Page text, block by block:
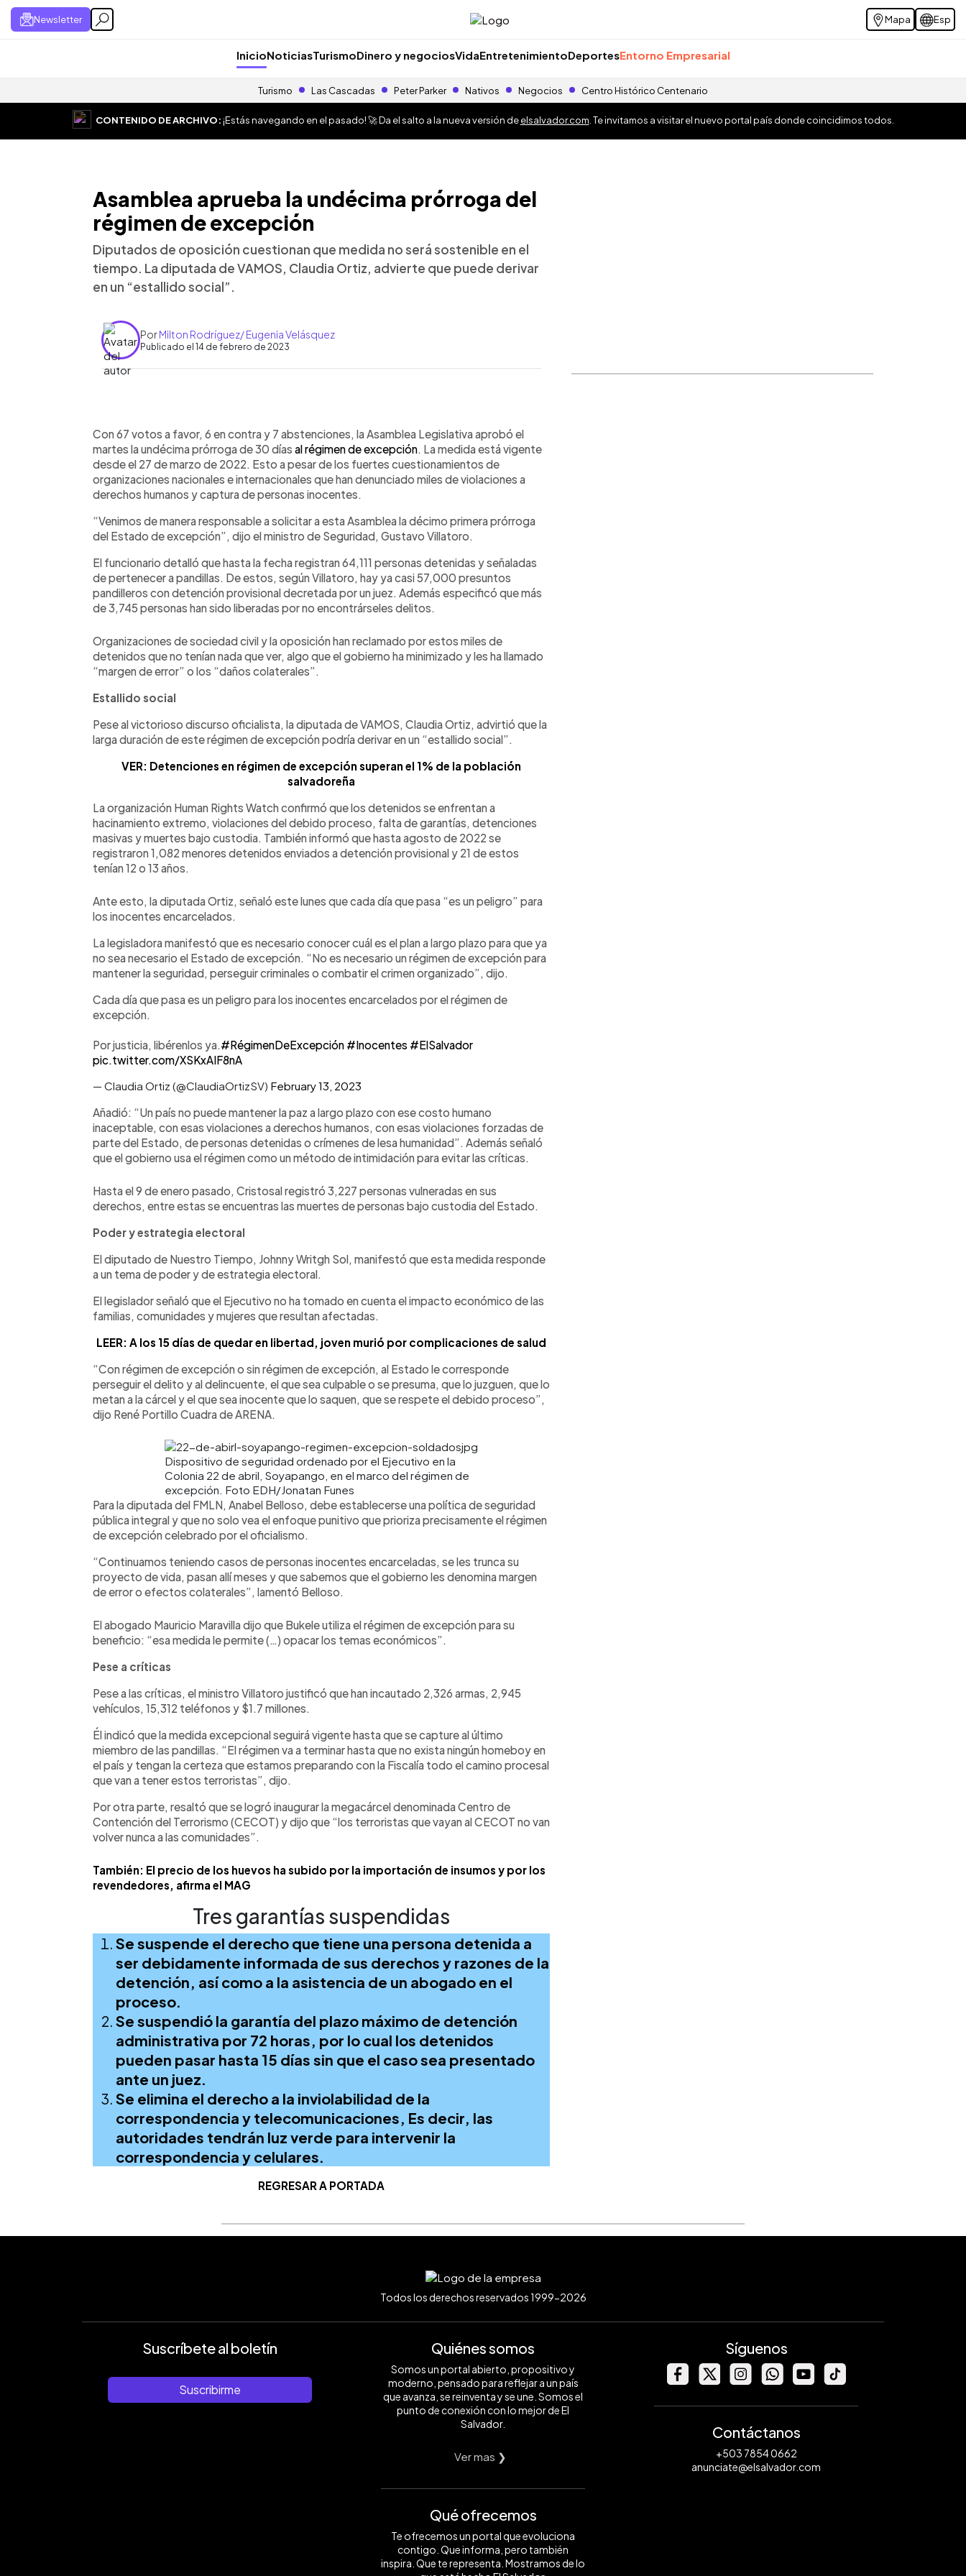
Newsletter Mapa Esp
InicioNoticiasTurismoDinero y negociosVidaEntretenimientoDeportesEntorno Empresarial
Turismo Las Cascadas Peter Parker Nativos Negocios Centro Histórico Centenario
CONTENIDO DE ARCHIVO:¡Estás navegando en el pasado! 🚀 Da el salto a la nueva versión deelsalvador.com . Te invitamos a visitar el nuevo portal país donde coincidimos todos.
Asamblea aprueba la undécima prórroga del
régimen de excepción
Diputados de oposición cuestionan que medida no será sostenible en el
tiempo. La diputada de VAMOS, Claudia Ortiz, advierte que puede derivar
en un “estallido social”.
PorMilton Rodríguez/ Eugenia Velásquez
Publicado el 14 de febrero de 2023
► Escuchar artículo
Con 67 votos a favor, 6 en contra y 7 abstenciones, la Asamblea Legislativa aprobó el
martes la undécima prórroga de 30 días al régimen de excepción. La medida está vigente
desde el 27 de marzo de 2022. Esto a pesar de los fuertes cuestionamientos de
organizaciones nacionales e internacionales que han denunciado miles de violaciones a
derechos humanos y captura de personas inocentes.
“Venimos de manera responsable a solicitar a esta Asamblea la décimo primera prórroga
del Estado de excepción”, dijo el ministro de Seguridad, Gustavo Villatoro.
El funcionario detalló que hasta la fecha registran 64,111 personas detenidas y señaladas
de pertenecer a pandillas. De estos, según Villatoro, hay ya casi 57,000 presuntos
pandilleros con detención provisional decretada por un juez. Además especificó que más
de 3,745 personas han sido liberadas por no encontrárseles delitos.
Organizaciones de sociedad civil y la oposición han reclamado por estos miles de
detenidos que no tenían nada que ver, algo que el gobierno ha minimizado y les ha llamado
“margen de error” o los “daños colaterales”.
Estallido social
Pese al victorioso discurso oficialista, la diputada de VAMOS, Claudia Ortiz, advirtió que la
larga duración de este régimen de excepción podría derivar en un “estallido social”.
VER: Detenciones en régimen de excepción superan el 1% de la población
salvadoreña
La organización Human Rights Watch confirmó que los detenidos se enfrentan a
hacinamiento extremo, violaciones del debido proceso, falta de garantías, detenciones
masivas y muertes bajo custodia. También informó que hasta agosto de 2022 se
registraron 1,082 menores detenidos enviados a detención provisional y 21 de estos
tenían 12 o 13 años.
Ante esto, la diputada Ortiz, señaló este lunes que cada día que pasa “es un peligro” para
los inocentes encarcelados.
La legisladora manifestó que es necesario conocer cuál es el plan a largo plazo para que ya
no sea necesario el Estado de excepción. “No es necesario un régimen de excepción para
mantener la seguridad, perseguir criminales o combatir el crimen organizado”, dijo.
Cada día que pasa es un peligro para los inocentes encarcelados por el régimen de
excepción.
Por justicia, libérenlos ya.#RégimenDeExcepción #Inocentes #ElSalvador
pic.twitter.com/XSKxAIF8nA
— Claudia Ortiz (@ClaudiaOrtizSV) February 13, 2023
Añadió: “Un país no puede mantener la paz a largo plazo con ese costo humano
inaceptable, con esas violaciones a derechos humanos, con esas violaciones forzadas de
parte del Estado, de personas detenidas o crímenes de lesa humanidad”. Además señaló
que el gobierno usa el régimen como un método de intimidación para evitar las críticas.
Hasta el 9 de enero pasado, Cristosal registró 3,227 personas vulneradas en sus
derechos, entre estas se encuentras las muertes de personas bajo custodia del Estado.
Poder y estrategia electoral
El diputado de Nuestro Tiempo, Johnny Writgh Sol, manifestó que esta medida responde
a un tema de poder y de estrategia electoral.
El legislador señaló que el Ejecutivo no ha tomado en cuenta el impacto económico de las
familias, comunidades y mujeres que resultan afectadas.
LEER: A los 15 días de quedar en libertad, joven murió por complicaciones de salud
“Con régimen de excepción o sin régimen de excepción, al Estado le corresponde
perseguir el delito y al delincuente, el que sea culpable o se presuma, que lo juzguen, que lo
metan a la cárcel y el que sea inocente que lo saquen, que se respete el debido proceso”,
dijo René Portillo Cuadra de ARENA.
Dispositivo de seguridad ordenado por el Ejecutivo en la
Colonia 22 de abril, Soyapango, en el marco del régimen de
excepción. Foto EDH/Jonatan Funes
Para la diputada del FMLN, Anabel Belloso, debe establecerse una política de seguridad
pública integral y que no solo vea el enfoque punitivo que prioriza precisamente el régimen
de excepción celebrado por el oficialismo.
“Continuamos teniendo casos de personas inocentes encarceladas, se les trunca su
proyecto de vida, pasan allí meses y que sabemos que el gobierno les denomina margen
de error o efectos colaterales”, lamentó Belloso.
El abogado Mauricio Maravilla dijo que Bukele utiliza el régimen de excepción para su
beneficio: “esa medida le permite (…) opacar los temas económicos”.
Pese a críticas
Pese a las críticas, el ministro Villatoro justificó que han incautado 2,326 armas, 2,945
vehículos, 15,312 teléfonos y $1.7 millones.
Él indicó que la medida excepcional seguirá vigente hasta que se capture al último
miembro de las pandillas. “El régimen va a terminar hasta que no exista ningún homeboy en
el país y tengan la certeza que estamos preparando con la Fiscalía todo el camino procesal
que van a tener estos terroristas”, dijo.
Por otra parte, resaltó que se logró inaugurar la megacárcel denominada Centro de
Contención del Terrorismo (CECOT) y dijo que “los terroristas que vayan al CECOT no van
volver nunca a las comunidades”.
También: El precio de los huevos ha subido por la importación de insumos y por los
revendedores, afirma el MAG
Tres garantías suspendidas
Se suspende el derecho que tiene una persona detenida a
ser debidamente informada de sus derechos y razones de la
detención, así como a la asistencia de un abogado en el
proceso.
Se suspendió la garantía del plazo máximo de detención
administrativa por 72 horas, por lo cual los detenidos
pueden pasar hasta 15 días sin que el caso sea presentado
ante un juez.
Se elimina el derecho a la inviolabilidad de la
correspondencia y telecomunicaciones, Es decir, las
autoridades tendrán luz verde para intervenir la
correspondencia y celulares.
REGRESAR A PORTADA
Todos los derechos reservados 1999-2026
Suscríbete al boletín
Suscribirme
Quiénes somos
Somos un portal abierto, propositivo y
moderno, pensado para reflejar a un país
que avanza, se reinventa y se une. Somos el
punto de conexión con lo mejor de El
Salvador.
Ver mas ❯
Qué ofrecemos
Te ofrecemos un portal que evoluciona
contigo. Que informa, pero también
inspira. Que te representa. Mostramos de lo
Síguenos
Contáctanos
+503 7854 0662
anunciate@elsalvador.com